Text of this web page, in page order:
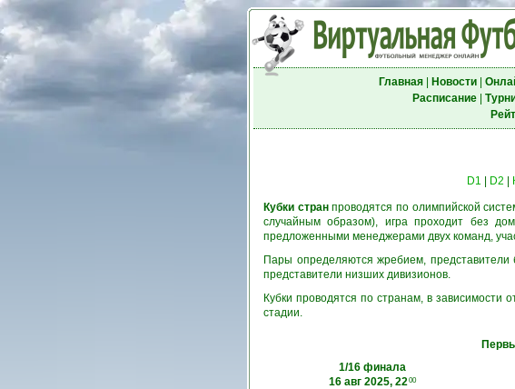
Главная| Новости|
Расписание|
D1 D2
Кубки странпроводятся по олимпийской
случайным образом), игра проходит без
предложенными менеджерами двух команд,
Пары определяются жребием, представители
представители низших дивизионов.
Кубки проводятся по странам, в зависимости
стадии.
1/16 финала
16 авг 2025, 2200